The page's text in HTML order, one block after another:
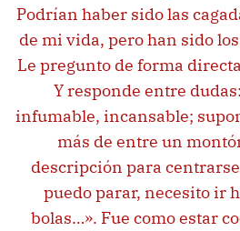
Podrían haber sido las
de mi vida, pero han sido
Le pregunto de forma
Y responde entre
infumable, incansable;
más de entre un
descripción para
puedo parar, necesito ir
bolas…». Fue como estar